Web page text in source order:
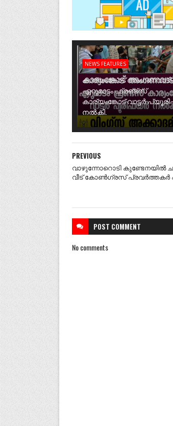
NEWS FEATURES
കാര്യംങ്കോട്
ഏറുമാടം ഫ്രണ്ട്സ്
കാര്യംങ്കോട് വാട്ടർ
നൽകി.
PREVIOUS
വാഴുന്നോറൊടി കുണ്ടേനയിൽ
വീട് കോൺഗ്രസ് പ്രവർത്തകർ
POST COMMENT
No comments